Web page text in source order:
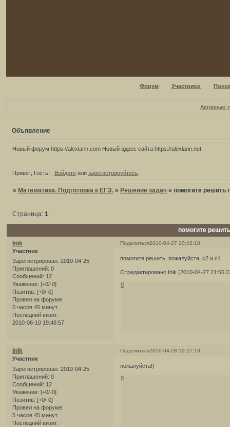
Форум Участники
Активные
Объявление
Новый форум https://alexlarin.com Новый адрес сайта https://alexlarin.net
Привет, Гость! Войдитеили зарегистрируйтесь.
»Математика. Подготовка к ЕГЭ. »Решение задач » помогите решить
помогите
Страница: 1
Поделиться2010-04-27 20:42:18
Inik
Участник
Зарегистрирован: 2010-04-25
Приглашений: 0
Сообщений: 12
Уважение: [+0/-0]
Позитив: [+0/-0]
Провел на форуме:
5 часов 45 минут
Последний визит:
2010-06-10 19:48:57
помогите решить, пожалуйста, с2 и с4.
Отредактировано Inik (2010-04-27
0
Поделиться2010-04-28 19:27:13
Inik
Участник
Зарегистрирован: 2010-04-25
Приглашений: 0
Сообщений: 12
Уважение: [+0/-0]
Позитив: [+0/-0]
Провел на форуме:
5 часов 45 минут
Последний визит:
пожалуйста!)
0